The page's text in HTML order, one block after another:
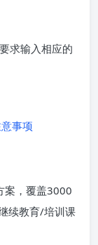
求输入相应的
事项
案，覆盖3000
续教育/培训课